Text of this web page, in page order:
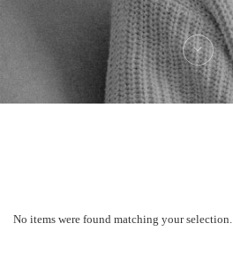
No items were found matching your selection.